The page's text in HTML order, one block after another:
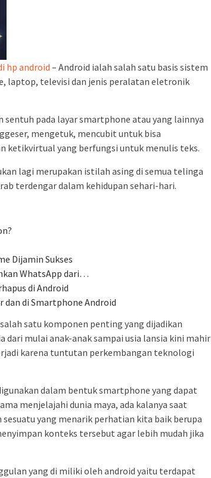
hp android – Android ialah salah satu basis sistem
laptop, televisi dan jenis peralatan eletronik
pada layar smartphone atau yang lainnya
mengetuk, mencubit untuk bisa
ketikvirtual yang berfungsi untuk menulis teks.
lagi merupakan istilah asing di semua telinga
terdengar dalam kehidupan sehari-hari.
Dijamin Sukses
WhatsApp dari…
di Android
dan di Smartphone Android
satu komponen penting yang dijadikan
dari mulai anak-anak sampai usia lansia kini mahir
karena tuntutan perkembangan teknologi
dalam bentuk smartphone yang dapat
menjelajahi dunia maya, ada kalanya saat
yang menarik perhatian kita baik berupa
konteks tersebut agar lebih mudah jika
yang di miliki oleh android yaitu terdapat